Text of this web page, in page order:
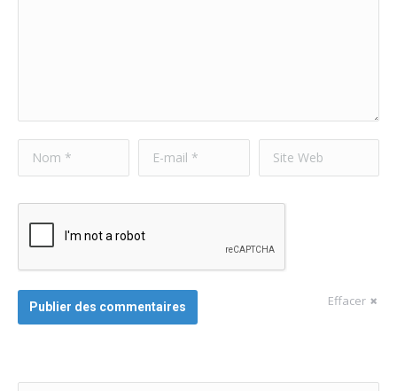
Nom * E-mail * Site Web
Effacer
Publier des commentaires